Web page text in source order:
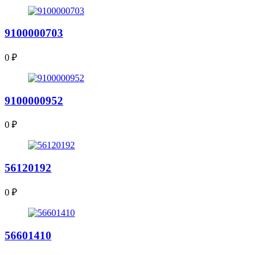
9100000703
0 ₽
9100000952
0 ₽
56120192
0 ₽
56601410